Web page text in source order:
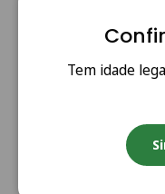
qualidade em Portugal.
Tem idade